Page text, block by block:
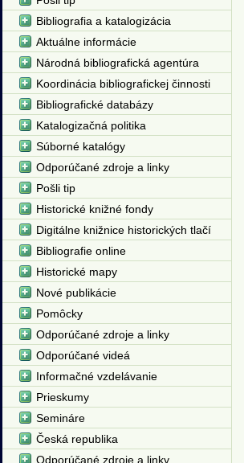
Bibliografia a katalogizácia
Aktuálne informácie
Národná bibliografická agentúra
Koordinácia bibliografickej činnosti
Bibliografické databázy
Katalogizačná politika
Súborné katalógy
Odporúčané zdroje a linky
Pošli tip
Historické knižné fondy
Digitálne knižnice historických tlačí
Bibliografie online
Historické mapy
Nové publikácie
Pomôcky
Odporúčané zdroje a linky
Odporúčané videá
Informačné vzdelávanie
Prieskumy
Semináre
Česká republika
Odporúčané zdroje a linky